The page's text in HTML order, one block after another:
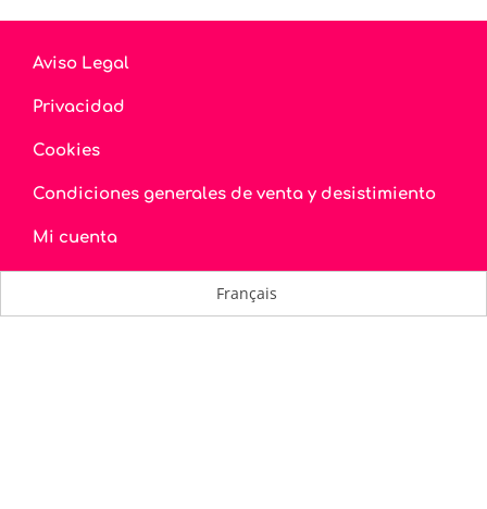
Aviso Legal
Privacidad
Cookies
Condiciones generales de venta y desistimiento
Mi cuenta
Français